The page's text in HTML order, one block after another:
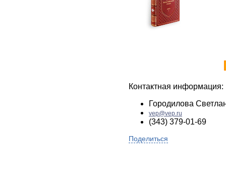
Контактная информация:
Городилова
vep@vep.ru
(343) 379-01-69
Поделиться